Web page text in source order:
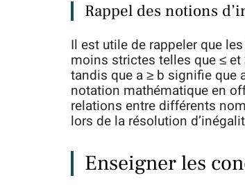
Rappel des notions
Il est utile de rappeler que
moins strictes telles que ≤ et
tandis que a ≥ b signifie que
notation mathématique en
relations entre différents
lors de la résolution
Enseigner les